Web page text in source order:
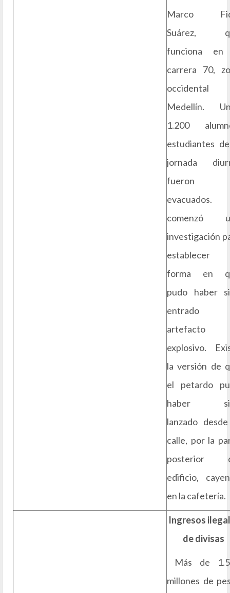
Marco
Suárez,
funciona en
carrera 70,
occidental
Medellín.
1.200
estudiantes
jornada
fueron
evacuados.
comenzó
investigación
establecer
forma en
pudo haber
entrado
artefacto
explosivo.
la versión de
el petardo
haber
lanzado
calle, por la
posterior
edificio,
en la cafetería.
Ingresos
de divisas
Más de
millones de